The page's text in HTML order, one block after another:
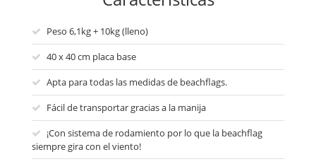
Peso 6,1kg + 10kg (lleno)
40 x 40 cm placa base
Apta para todas las medidas de beachflags.
Fácil de transportar gracias a la manija
¡Con sistema de rodamiento por lo que la beachflag
siempre gira con el viento!